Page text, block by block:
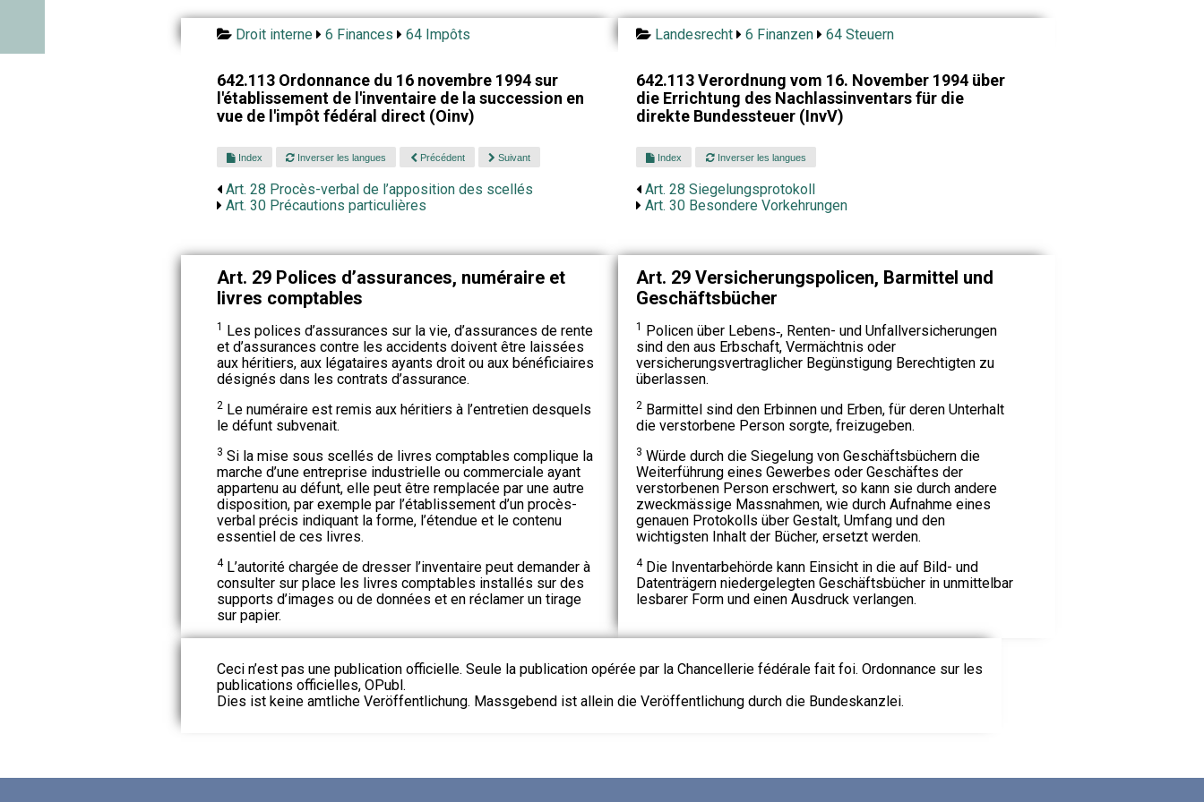
Droit interne 6 Finances 64 Impôts Landesrecht 6 Finanzen 64 Steuern
642.113 Ordonnance du 16 novembre 1994 sur
l'établissement de l'inventaire de la succession en
vue de l'impôt fédéral direct (Oinv)
642.113 Verordnung vom 16. November 1994 über
die Errichtung des Nachlassinventars für die
direkte Bundessteuer (InvV)
Index Inverser les langues Précédent Suivant
Art. 28 Procès-verbal de l’apposition des scellés
Art. 30 Précautions particulières
Index Inverser les langues
Art. 28 Siegelungsprotokoll
Art. 30 Besondere Vorkehrungen
Art. 29 Polices d’assurances, numéraire et
livres comptables
1 Les polices d’assurances sur la vie, d’assurances de rente
et d’assurances contre les accidents doivent être laissées
aux héritiers, aux légataires ayants droit ou aux bénéficiaires
désignés dans les contrats d’assurance.
2Le numéraire est remis aux héritiers à l’entretien desquels
le défunt subvenait.
3 Si la mise sous scellés de livres comptables complique la
marche d’une entreprise industrielle ou commerciale ayant
appartenu au défunt, elle peut être remplacée par une autre
disposition, par exemple par l’établissement d’un procès-
verbal précis indiquant la forme, l’étendue et le contenu
essentiel de ces livres.
4L’autorité chargée de dresser l’inventaire peut demander à
consulter sur place les livres comptables installés sur des
supports d’images ou de données et en réclamer un tirage
sur papier.
Art. 29 Versicherungspolicen, Barmittel und
Geschäftsbücher
1 Policen über Lebens‑, Renten- und Unfallversicherungen
sind den aus Erbschaft, Vermächtnis oder
versicherungsvertraglicher Begünstigung Berechtigten zu
überlassen.
2Barmittel sind den Erbinnen und Erben, für deren Unterhalt
die verstorbene Person sorgte, freizugeben.
3 Würde durch die Siegelung von Geschäftsbüchern die
Weiterführung eines Gewerbes oder Geschäftes der
verstorbenen Person erschwert, so kann sie durch andere
zweckmässige Massnahmen, wie durch Aufnahme eines
genauen Protokolls über Gestalt, Umfang und den
wichtigsten Inhalt der Bücher, ersetzt werden.
4Die Inventarbehörde kann Einsicht in die auf Bild- und
Datenträgern niedergelegten Geschäftsbücher in unmittelbar
lesbarer Form und einen Ausdruck verlangen.
Ceci n’est pas une publication officielle. Seule la publication opérée par la Chancellerie fédérale fait foi. Ordonnance sur les
publications officielles, OPubl.
Dies ist keine amtliche Veröffentlichung. Massgebend ist allein die Veröffentlichung durch die Bundeskanzlei.